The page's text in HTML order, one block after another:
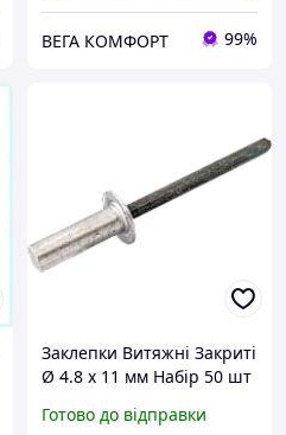
ВЕГА КОМФОРТ 99%
Заклепки Витяжні Закриті
Ø 4.8 х 11 мм Набір 50 шт
Готово до відправки